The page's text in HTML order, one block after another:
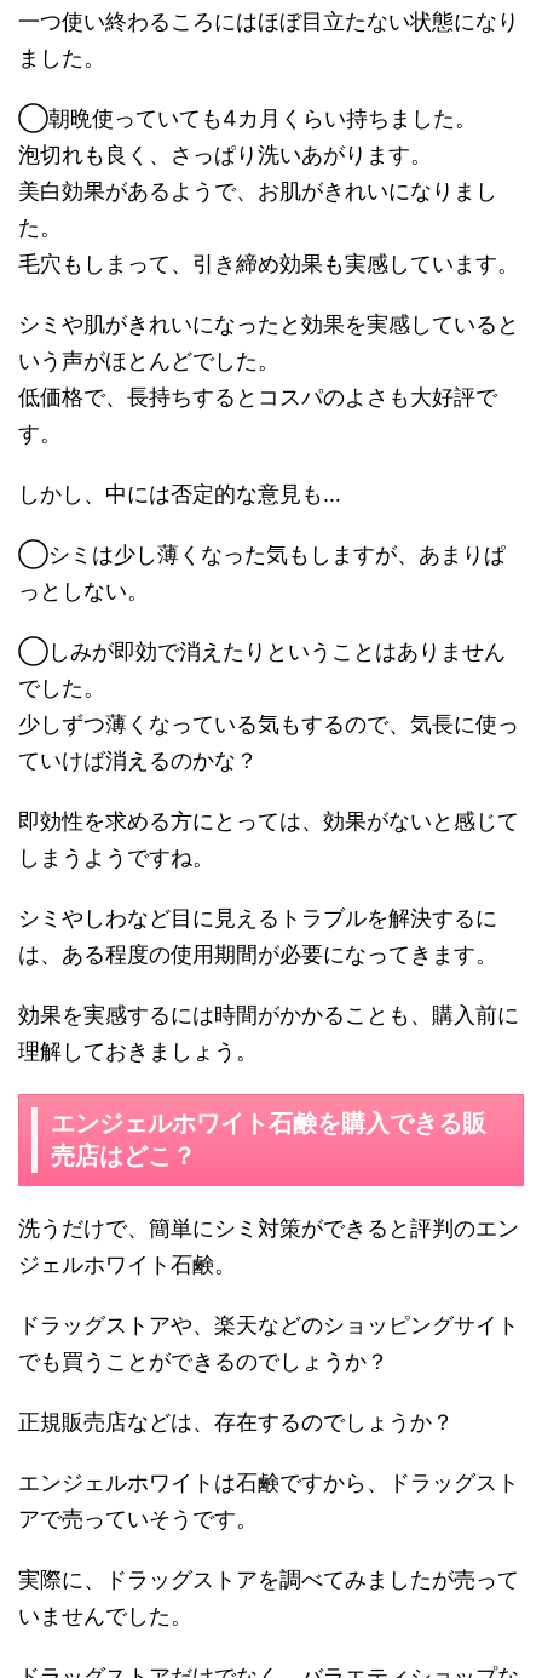
一つ使い終わるころにはほぼ目立たない状態になり
ました。
◯朝晩使っていても4カ月くらい持ちました。
泡切れも良く、さっぱり洗いあがります。
美白効果があるようで、お肌がきれいになりまし
た。
毛穴もしまって、引き締め効果も実感しています。
シミや肌がきれいになったと効果を実感していると
いう声がほとんどでした。
低価格で、長持ちするとコスパのよさも大好評で
す。
しかし、中には否定的な意見も…
◯シミは少し薄くなった気もしますが、あまりぱ
っとしない。
◯しみが即効で消えたりということはありません
でした。
少しずつ薄くなっている気もするので、気長に使っ
ていけば消えるのかな？
即効性を求める方にとっては、効果がないと感じて
しまうようですね。
シミやしわなど目に見えるトラブルを解決するに
は、ある程度の使用期間が必要になってきます。
効果を実感するには時間がかかることも、購入前に
理解しておきましょう。
エンジェルホワイト石鹸を購入できる販
売店はどこ？
洗うだけで、簡単にシミ対策ができると評判のエン
ジェルホワイト石鹸。
ドラッグストアや、楽天などのショッピングサイト
でも買うことができるのでしょうか？
正規販売店などは、存在するのでしょうか？
エンジェルホワイトは石鹸ですから、ドラッグスト
アで売っていそうです。
実際に、ドラッグストアを調べてみましたが売って
いませんでした。